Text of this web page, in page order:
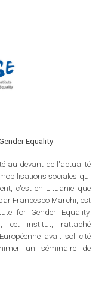
Equality
au devant de l'actualité
sociales qui
c'est en Lituanie que
Francesco Marchi, est
for Gender Equality.
institut, rattaché
avait sollicité
un séminaire de